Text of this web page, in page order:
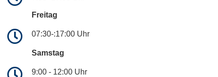
Freitag
07:30-:17:00 Uhr
Samstag
9:00 - 12:00 Uhr